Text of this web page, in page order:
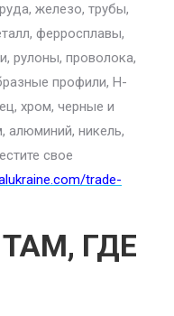
железо, трубы,
ферросплавы,
рулоны, проволока,
профили, H-
хром, черные и
алюминий, никель,
свое
trade-
ГДЕ